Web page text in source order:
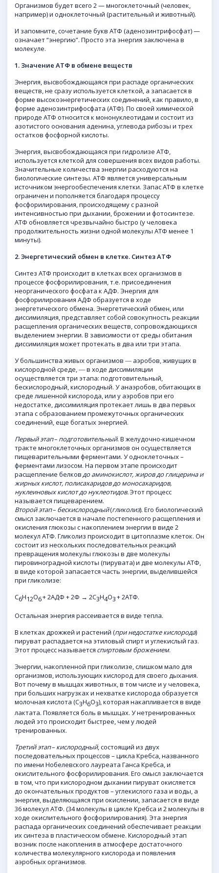
Организмов будет всего 2 — многоклеточный (человек,
например) и одноклеточный (растительный и животный).
И запомните, сочетание букв АТФ (аденозинтрифосфат) —
означает “энергию”. Просто эта энергия заключена в
молекуле.
1. Значение АТФ в обмене веществ
Энергия, высвобождающаяся при распаде органических
веществ, не сразу используется клеткой, а запасается в
форме высокоэнергетических соединений, как правило, в
форме аденозинтрифосфата (АТФ). По своей химической
природе АТФ относится к мононуклеотидам и состоит из
азотистого основания аденина, углевода рибозы и трех
остатков фосфорной кислоты.
Энергия, высвобождающаяся при гидролизе АТФ,
используется клеткой для совершения всех видов работы.
Значительные количества энергии расходуются на
биологические синтезы. АТФ является универсальным
источником энергообеспечения клетки. Запас АТФ в клетке
ограничен и пополняется благодаря процессу
фосфорилирования, происходящему с разной
интенсивностью при дыхании, брожении и фотосинтезе.
АТФ обновляется чрезвычайно быстро (у человека
продолжительность жизни одной молекулы АТФ менее 1
минуты).
2.Энергетический обмен в клетке. Синтез АТФ
Синтез АТФ происходит в клетках всех организмов в
процессе фосфорилирования, т.е. присоединения
неорганического фосфата к АДФ. Энергия для
фосфорилирования АДФ образуется в ходе
энергетического обмена. Энергетический обмен, или
диссимиляция, представляет собой совокупность реакции
расщепления органических веществ, сопровождающихся
выделением энергии. В зависимости от среды обитания
диссимиляция может протекать в два или три этапа.
У большинства живых организмов ― аэробов, живущих в
кислородной среде, ― в ходе диссимиляции
осуществляется три этапа: подготовительный,
бескислородный, кислородный. У анаэробов, обитающих в
среде лишенной кислорода, или у аэробов при его
недостатке, диссимиляция протекает лишь в два первых
этапа с образованием промежуточных органических
соединений, еще богатых энергией.
Первый этап– подготовительный. В желудочно-кишечном
тракте многоклеточных организмов он осуществляется
пищеварительными ферментами. У одноклеточных –
ферментами лизосом. На первом этапе происходит
расщепление белковдо аминокислот, жиров до глицерина и
жирных кислот, полисахаридов до моносахаридов,
нуклеиновых кислот до нуклеотидов.Этот процесс
называется пищеварением.
Второй этап– бескислородный(гликолиз). Его биологический
смысл заключается в начале постепенного расщепления и
окисления глюкозы с накоплением энергии в виде 2
молекул АТФ. Гликолиз происходит в цитоплазме клеток. Он
состоит из нескольких последовательных реакций
превращения молекулы глюкозы в две молекулы
пировиноградной кислоты (пирувата) и две молекулы АТФ,
в виде которой запасается часть энергии, выделившейся
при гликолизе:
С6Н12O6+ 2АДФ + 2Ф → 2С3Н4O3+ 2АТФ.
Остальная энергия рассеивается в виде тепла.
В клетках дрожжей и растений (при недостатке кислорода)
пируват распадается на этиловый спирт и углекислый газ.
Этот процесс называется спиртовым брожением.
Энергии, накопленной при гликолизе, слишком мало для
организмов, использующих кислород для своего дыхания.
Вот почему в мышцах животных, в том числе и у человека,
при больших нагрузках и нехватке кислорода образуется
молочная кислота (С3Н6O3), которая накапливается в виде
лактата. Появляется боль в мышцах. У нетренированных
людей это происходит быстрее, чем у людей
тренированных.
Третий этап– кислородный, состоящий из двух
последовательных процессов – цикла Кребса, названного
по имени Нобелевского лауреата Ганса Кребса, и
окислительного фосфорилирования. Его смысл заключается
в том, что при кислородном дыхании пируват окисляется
до окончательных продуктов – углекислого газа и воды, а
энергия, выделяющаяся при окислении, запасается в виде
36 молекул АТФ. (34 молекулы в цикле Кребса и 2 молекулы в
ходе окислительного фосфорилирования). Эта энергия
распада органических соединений обеспечивает реакции
их синтеза в пластическом обмене. Кислородный этап
возник после накопления в атмосфере достаточного
количества молекулярного кислорода и появления
аэробных организмов.